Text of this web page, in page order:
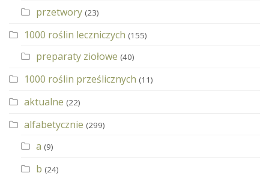
przetwory (23)
1000 roślin leczniczych (155)
preparaty ziołowe (40)
1000 roślin prześlicznych (11)
aktualne (22)
alfabetycznie (299)
a (9)
b (24)